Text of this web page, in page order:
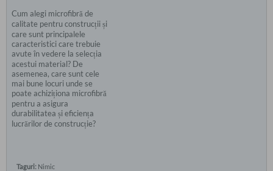
Cum alegi microfibră de
calitate pentru construcții și
care sunt principalele
caracteristici care trebuie
avute în vedere la selecția
acestui material? De
asemenea, care sunt cele
mai bune locuri unde se
poate achiziționa microfibră
pentru a asigura
durabilitatea și eficiența
lucrărilor de construcție?
Taguri: Nimic